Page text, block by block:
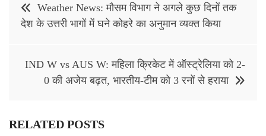
navigation
Weather News: मौसम विभाग ने अगले कुछ दिनों तक
देश के उत्तरी भागों में घने कोहरे का अनुमान व्‍यक्‍त किया
IND W vs AUS W: महिला क्रिकेट में ऑस्‍ट्रेलिया को 2-
0 की अजेय बढ़त, भारतीय-टीम को 3 रनों से हराया
RELATED POSTS